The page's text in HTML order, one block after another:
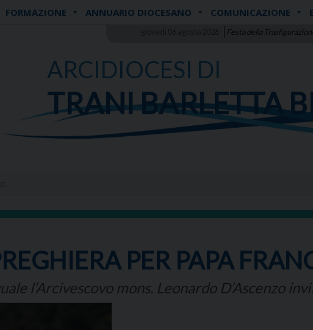
Festa della
FORMAZIONE ANNUARIO DIOCESANO COMUNICAZIONE
ARCIDIOCESI DI
TRANI BARLETTA
PER PAPA
l’Arcivescovo mons. Leonardo D’Ascenzo